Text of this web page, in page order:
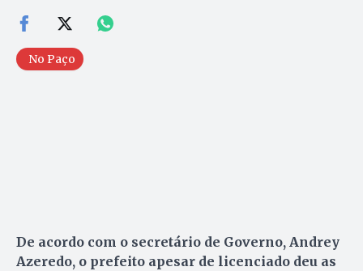
No Paço
De acordo com o secretário de Governo, Andrey
Azeredo, o prefeito apesar de licenciado deu as